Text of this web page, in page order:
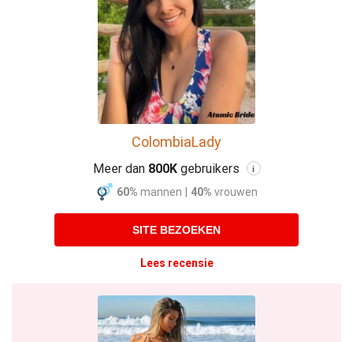
ColombiaLady
Meer dan 800Kgebruikers i
60% mannen 40% vrouwen
SITE BEZOEKEN
Lees recensie